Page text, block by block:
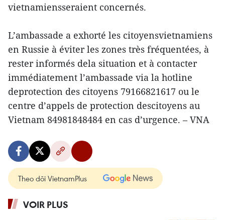
vietnamiensseraient concernés.
L’ambassade a exhorté les citoyensvietnamiens
en Russie à éviter les zones très fréquentées, à
rester informés dela situation et à contacter
immédiatement l’ambassade via la hotline
deprotection des citoyens 79166821617 ou le
centre d’appels de protection descitoyens au
Vietnam 84981848484 en cas d’urgence. – VNA
Theo dõi VietnamPlus
VOIR PLUS